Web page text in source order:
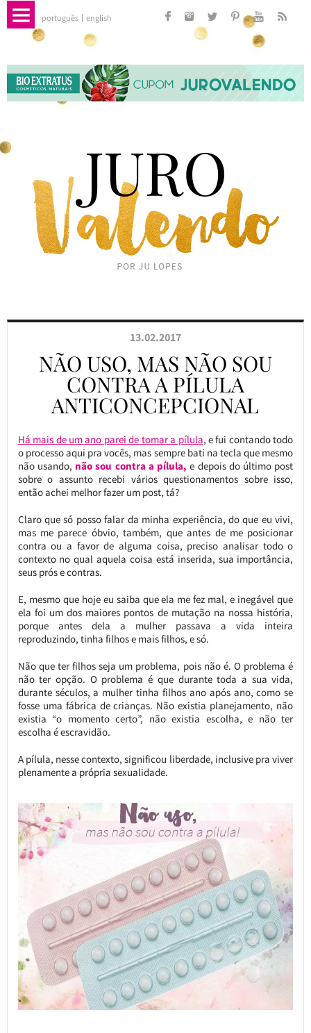
português english
13.02.2017
NÃO USO, MAS NÃO SOU
CONTRA A PÍLULA
ANTICONCEPCIONAL
Há mais de um ano parei de tomar a pílula, e fui contando todo
o processo aqui pra vocês, mas sempre bati na tecla que mesmo
não usando, não sou contra a pílula, e depois do último post
sobre o assunto recebi vários questionamentos sobre isso,
então achei melhor fazer um post, tá?
Claro que só posso falar da minha experiência, do que eu vivi,
mas me parece óbvio, também, que antes de me posicionar
contra ou a favor de alguma coisa, preciso analisar todo o
contexto no qual aquela coisa está inserida, sua importância,
seus prós e contras.
E, mesmo que hoje eu saiba que ela me fez mal, e inegável que
ela foi um dos maiores pontos de mutação na nossa história,
porque antes dela a mulher passava a vida inteira
reproduzindo, tinha filhos e mais filhos, e só.
Não que ter filhos seja um problema, pois não é. O problema é
não ter opção. O problema é que durante toda a sua vida,
durante séculos, a mulher tinha filhos ano após ano, como se
fosse uma fábrica de crianças. Não existia planejamento, não
existia “o momento certo”, não existia escolha, e não ter
escolha é escravidão.
A pílula, nesse contexto, significou liberdade, inclusive pra viver
plenamente a própria sexualidade.